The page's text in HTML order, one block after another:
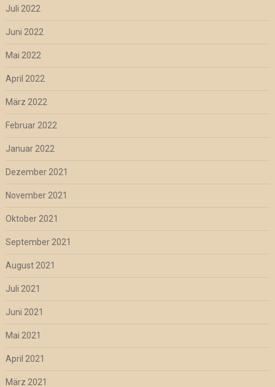
Juli 2022
Juni 2022
Mai 2022
April 2022
März 2022
Februar 2022
Januar 2022
Dezember 2021
November 2021
Oktober 2021
September 2021
August 2021
Juli 2021
Juni 2021
Mai 2021
April 2021
März 2021